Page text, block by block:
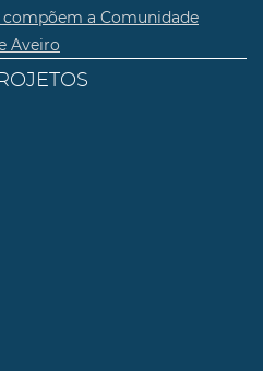
a Comunidade
Aveiro